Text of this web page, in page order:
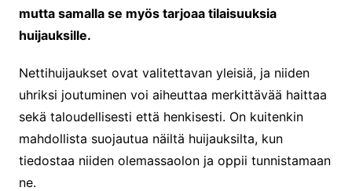
mutta samalla se myös tarjoaa tilaisuuksia
huijauksille.
Nettihuijaukset ovat valitettavan yleisiä, ja niiden
uhriksi joutuminen voi aiheuttaa merkittävää haittaa
sekä taloudellisesti että henkisesti. On kuitenkin
mahdollista suojautua näiltä huijauksilta, kun
tiedostaa niiden olemassaolon ja oppii tunnistamaan
ne.